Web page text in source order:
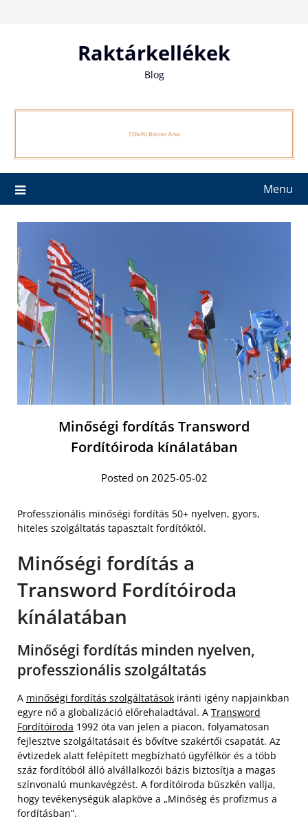
Raktárkellékek
Blog
Menu
Minőségi fordítás Transword
Fordítóiroda kínálatában
Posted on 2025-05-02
Professzionális minőségi fordítás 50+ nyelven, gyors,
hiteles szolgáltatás tapasztalt fordítóktól.
Minőségi fordítás a
Transword Fordítóiroda
kínálatában
Minőségi fordítás minden nyelven,
professzionális szolgáltatás
A minőségi fordítás szolgáltatások iránti igény napjainkban
egyre nő a globalizáció előrehaladtával. A Transword
Fordítóiroda 1992 óta van jelen a piacon, folyamatosan
fejlesztve szolgáltatásait és bővítve szakértői csapatát. Az
évtizedek alatt felépített megbízható ügyfélkör és a több
száz fordítóból álló alvállalkozói bázis biztosítja a magas
színvonalú munkavégzést. A fordítóiroda büszkén vallja,
hogy tevékenységük alapköve a „Minőség és profizmus a
fordításban”.